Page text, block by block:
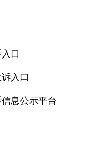
口
入口
息公示平台